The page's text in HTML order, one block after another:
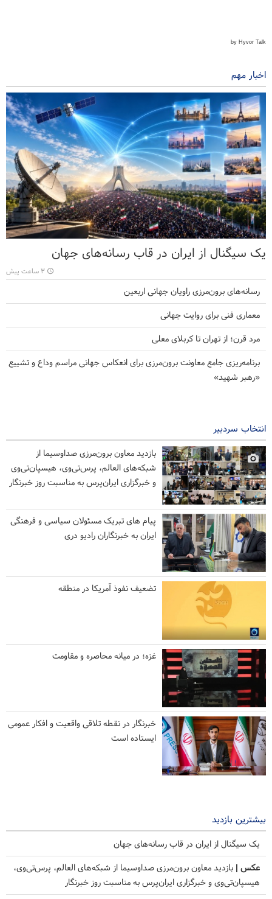
اخبار مهم
یک سیگنال از ایران در قاب رسانه‌های جهان
۳ ساعت پیش
رسانه‌های برون‌مرزی راویان جهانی اربعین
معماری فنی برای روایت جهانی
مرد قرن؛ از تهران تا کربلای معلی
برنامه‌ریزی جامع معاونت برون‌مرزی برای انعکاس جهانی مراسم وداع و تشییع
«رهبر شهید»
انتخاب سردبیر
بازدید معاون برون‌مرزی صداوسیما از
شبکه‌های العالم، پرس‌تی‌وی، هیسپان‌تی‌وی
و خبرگزاری ایران‌پرس به مناسبت روز خبرنگار
پیام های تبریک مسئولان سیاسی و فرهنگی
ایران به خبرنگاران رادیو دری
تضعیف نفوذ آمریکا در منطقه
غزه؛ در میانه محاصره و مقاومت
خبرنگار در نقطه تلاقی واقعیت و افکار عمومی
ایستاده است
بیشترین بازدید
یک سیگنال از ایران در قاب رسانه‌های جهان
عکس | بازدید معاون برون‌مرزی صداوسیما از شبکه‌های العالم، پرس‌تی‌وی،
هیسپان‌تی‌وی و خبرگزاری ایران‌پرس به مناسبت روز خبرنگار